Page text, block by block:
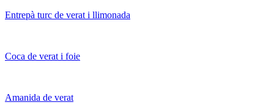
Entrepà turc de verat i llimonada
Coca de verat i foie
Amanida de verat